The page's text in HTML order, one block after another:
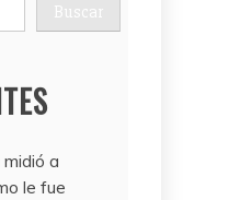
Buscar
a
le fue